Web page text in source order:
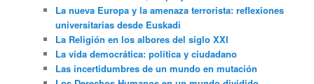
La nueva Europa y la amenaza terrorista: reflexiones
universitarias desde Euskadi
La Religión en los albores del siglo XXI
La vida democrática: política y ciudadano
Las incertidumbres de un mundo en mutación